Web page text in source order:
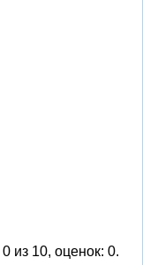
0 из 10, оценок: 0.